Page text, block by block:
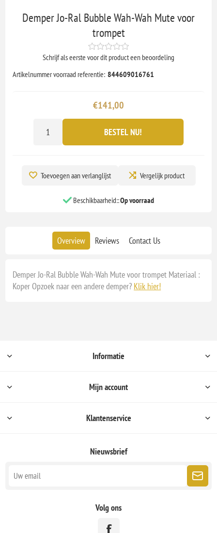
Demper Jo-Ral Bubble Wah-Wah Mute voor
trompet
Schrijf als eerste voor dit product een beoordeling
Artikelnummer voorraad referentie: 844609016761
€141,00
BESTEL NU!
Toevoegen aan verlanglijst Vergelijk product
Beschikbaarheid::Op voorraad
Overview Reviews Contact Us
Demper Jo-Ral Bubble Wah-Wah Mute voor trompet Materiaal :
Koper Opzoek naar een andere demper? Klik hier!
Informatie
Mijn account
Klantenservice
Nieuwsbrief
Volg ons